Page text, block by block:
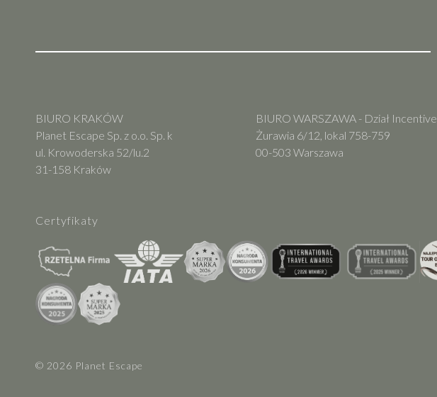
BIURO KRAKÓW
Planet Escape Sp. z o.o. Sp. k
ul. Krowoderska 52/lu.2
31-158 Kraków
BIURO WARSZAWA - Dział Incentive
Żurawia 6/12, lokal 758-759
00-503 Warszawa
Certyfikaty
© 2026 Planet Escape